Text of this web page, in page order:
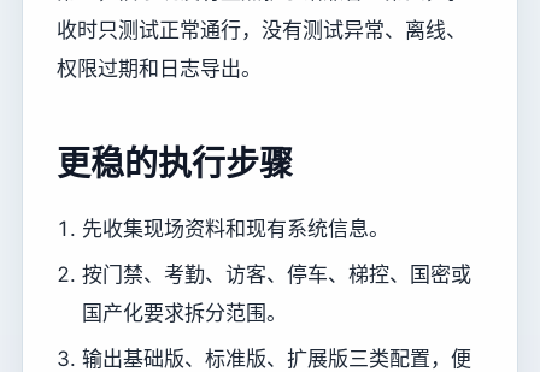
收时只测试正常通行，没有测试异常、离线、
权限过期和日志导出。
更稳的执行步骤
先收集现场资料和现有系统信息。
按门禁、考勤、访客、停车、梯控、国密或
国产化要求拆分范围。
输出基础版、标准版、扩展版三类配置，便